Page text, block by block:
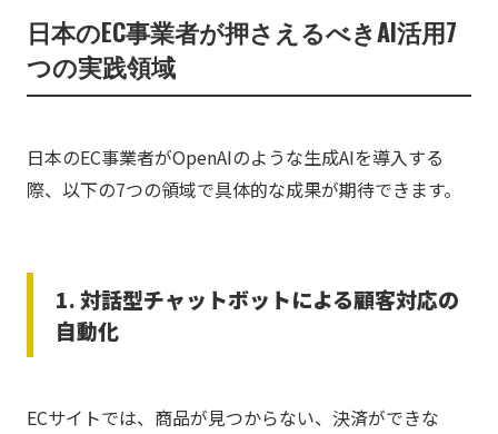
日本のEC事業者が押さえるべきAI活用7
つの実践領域
日本のEC事業者がOpenAIのような生成AIを導入する
際、以下の7つの領域で具体的な成果が期待できます。
1. 対話型チャットボットによる顧客対応の
自動化
ECサイトでは、商品が見つからない、決済ができな